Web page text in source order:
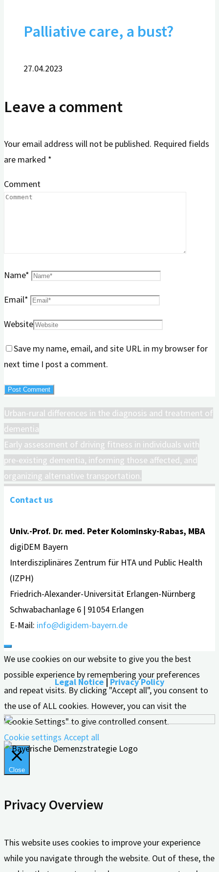
Palliative care, a bust?
27.04.2023
Leave a comment
Your email address will not be published. Required fields
are marked *
Comment
Name*
Email*
Website
Save my name, email, and site URL in my browser for
next time I post a comment.
Urban-rural differences in the diagnosis and treatment of
dementia
Early assessment of driving fitness in individuals with
pre-existing dementia, informing those affected, and
organizing alternative transportation.
Contact us
Univ.-Prof. Dr. med. Peter Kolominsky-Rabas, MBA
digiDEM Bayern
Interdisziplinäres Zentrum für HTA und Public Health
(IZPH)
Friedrich-Alexander-Universität Erlangen-Nürnberg
Schwabachanlage 6 | 91054 Erlangen
E-Mail: info@digidem-bayern.de
Legal Notice | Privacy Policy
We use cookies on our website to give you the best
possible experience by remembering your preferences
and repeat visits. By clicking "Accept all", you consent to
the use of ALL cookies. However, you can visit the
"Cookie Settings" to give controlled consent.
Cookie settings Accept all
Close
Privacy Overview
This website uses cookies to improve your experience
while you navigate through the website. Out of these, the